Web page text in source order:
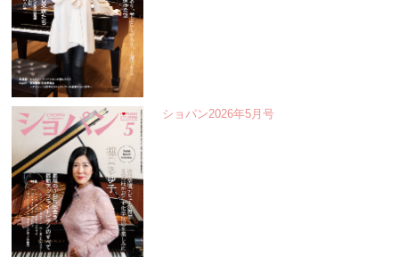
ショパン2026年5月号